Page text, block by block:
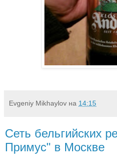
Evgeniy Mikhaylov на 14:15
Сеть бельгийских
Примус" в Москве